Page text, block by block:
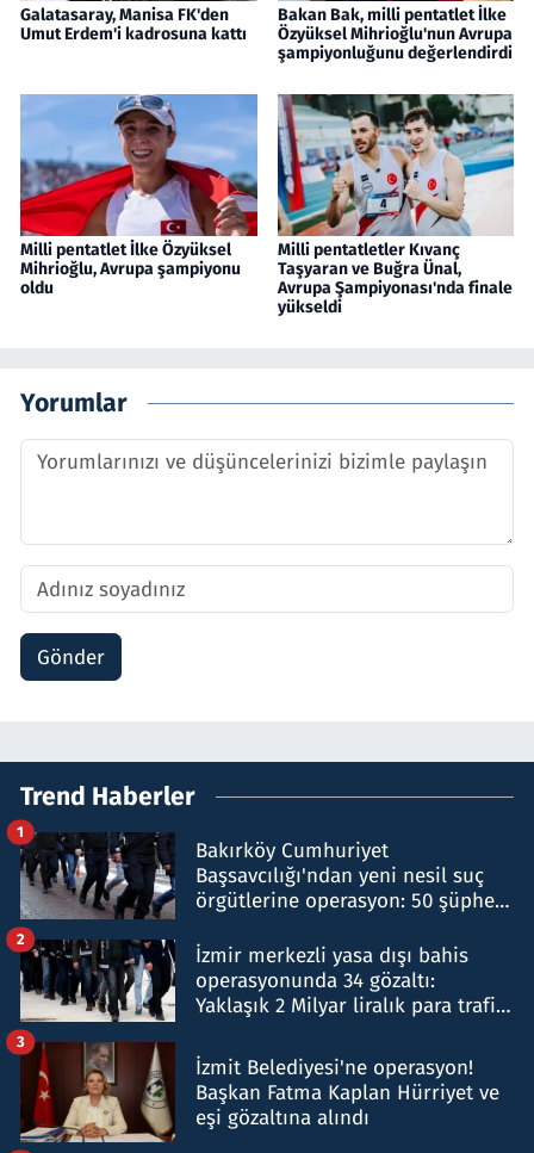
Galatasaray, Manisa FK'den
Umut Erdem'i kadrosuna kattı
Bakan Bak, milli pentatlet İlke
Özyüksel Mihrioğlu'nun Avrupa
şampiyonluğunu değerlendirdi
Milli pentatlet İlke Özyüksel
Mihrioğlu, Avrupa şampiyonu
oldu
Milli pentatletler Kıvanç
Taşyaran ve Buğra Ünal,
Avrupa Şampiyonası'nda finale
yükseldi
Yorumlar
Gönder
Trend Haberler
Bakırköy Cumhuriyet
Başsavcılığı'ndan yeni nesil suç
örgütlerine operasyon: 50 şüpheli
1
İzmir merkezli yasa dışı bahis
operasyonunda 34 gözaltı:
Yaklaşık 2 Milyar liralık para trafiği
2
İzmit Belediyesi'ne operasyon!
Başkan Fatma Kaplan Hürriyet ve
eşi gözaltına alındı
3